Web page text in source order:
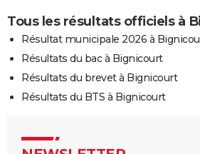
Tous les résultats officiels à
Résultat municipale 2026 à
Résultats du bac à Bignicourt
Résultats du brevet à Bignicourt
Résultats du BTS à Bignicourt